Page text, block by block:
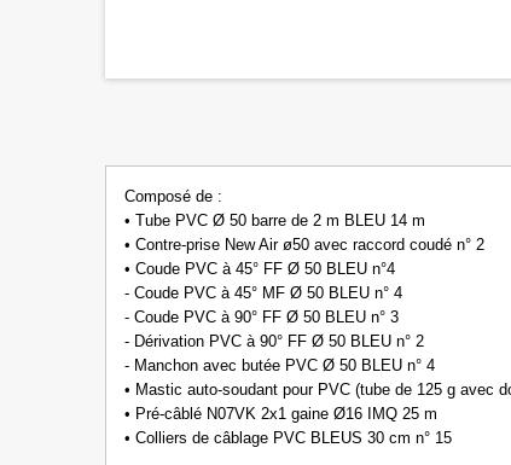
Composé de :
• Tube PVC Ø 50 barre de 2 m BLEU 14 m
• Contre-prise New Air ø50 avec raccord coudé n° 2
• Coude PVC à 45° FF Ø 50 BLEU n°4
- Coude PVC à 45° MF Ø 50 BLEU n° 4
- Coude PVC à 90° FF Ø 50 BLEU n° 3
- Dérivation PVC à 90° FF Ø 50 BLEU n° 2
- Manchon avec butée PVC Ø 50 BLEU n° 4
• Mastic auto-soudant pour PVC (tube de 125 g avec
• Pré-câblé N07VK 2x1 gaine Ø16 IMQ 25 m
• Colliers de câblage PVC BLEUS 30 cm n° 15